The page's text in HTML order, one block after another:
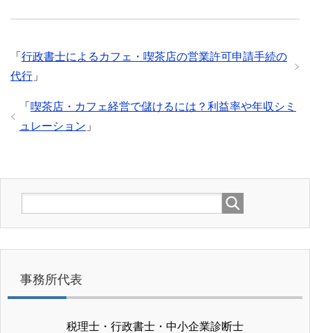
「 行政書士によるカフェ・喫茶店の営業許可申請手続の
代行 」
「 喫茶店・カフェ経営で儲けるには？利益率や年収シミ
ュレーション 」
事務所代表
税理士・行政書士・中小企業診断士